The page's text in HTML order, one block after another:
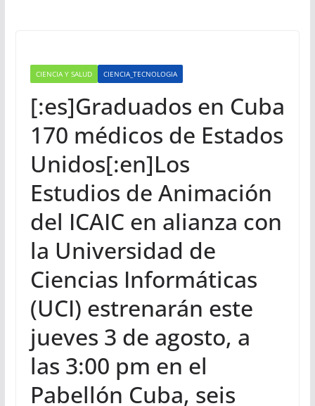
CIENCIA Y SALUD CIENCIA_TECNOLOGIA
[:es]Graduados en Cuba
170 médicos de Estados
Unidos[:en]Los
Estudios de Animación
del ICAIC en alianza con
la Universidad de
Ciencias Informáticas
(UCI) estrenarán este
jueves 3 de agosto, a
las 3:00 pm en el
Pabellón Cuba, seis